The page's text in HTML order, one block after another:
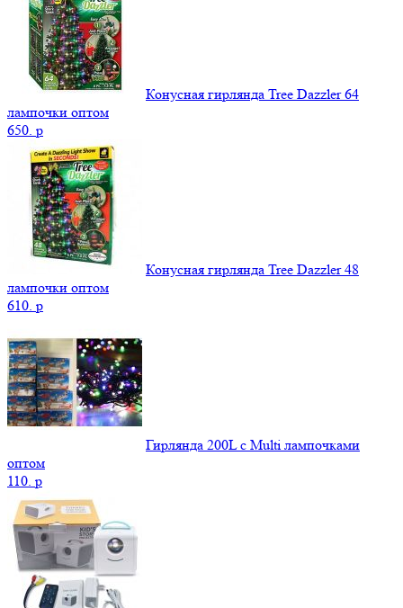
Конусная гирлянда Tree Dazzler 64
лампочки оптом
650. p
Конусная гирлянда Tree Dazzler 48
лампочки оптом
610. p
Гирлянда 200L с Multi лампочками
оптом
110. p